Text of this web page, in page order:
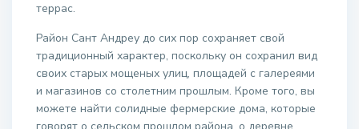
террас.
Район Сант Андреу до сих пор сохраняет свой
традиционный характер, поскольку он сохранил вид
своих старых мощеных улиц, площадей с галереями
и магазинов со столетним прошлым. Кроме того, вы
можете найти солидные фермерские дома, которые